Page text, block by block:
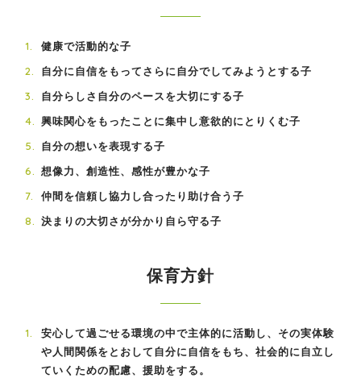
健康で活動的な子
自分に自信をもってさらに自分でしてみようとする子
自分らしさ自分のペースを大切にする子
興味関心をもったことに集中し意欲的にとりくむ子
自分の想いを表現する子
想像力、創造性、感性が豊かな子
仲間を信頼し協力し合ったり助け合う子
決まりの大切さが分かり自ら守る子
保育方針
安心して過ごせる環境の中で主体的に活動し、その実体験
や人間関係をとおして自分に自信をもち、社会的に自立し
ていくための配慮、援助をする。